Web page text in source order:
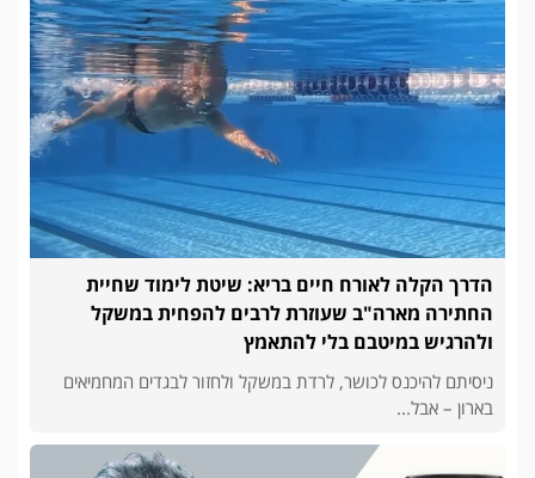
הדרך הקלה לאורח חיים בריא: שיטת לימוד שחיית
החתירה מארה"ב שעוזרת לרבים להפחית במשקל
ולהרגיש במיטבם בלי להתאמץ
ניסיתם להיכנס לכושר, לרדת במשקל ולחזור לבגדים המחמיאים
בארון – אבל...